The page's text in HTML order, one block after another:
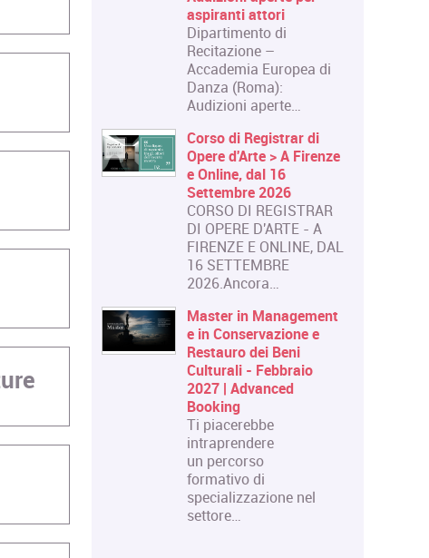
aspiranti attori
Dipartimento di
Recitazione –
Accademia Europea di
Danza (Roma):
Audizioni aperte…
Corso di Registrar di
Opere d'Arte > A Firenze
e Online, dal 16
Settembre 2026
CORSO DI REGISTRAR
DI OPERE D'ARTE - A
FIRENZE E ONLINE, DAL
16 SETTEMBRE
2026.Ancora…
Master in Management
e in Conservazione e
Restauro dei Beni
Culturali - Febbraio
2027 | Advanced
Booking
Ti piacerebbe
intraprendere
un percorso
formativo di
specializzazione nel
settore…